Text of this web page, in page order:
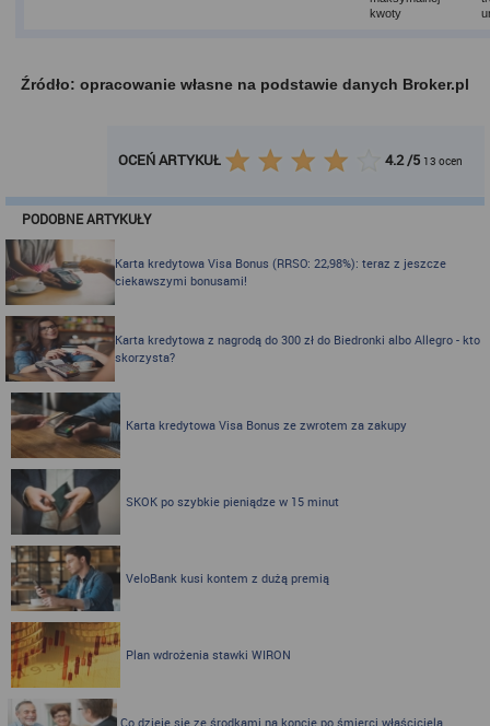
kwoty
Źródło: opracowanie własne na podstawie danych Broker.pl
OCEŃ ARTYKUŁ 4.2/5 13 ocen
PODOBNE ARTYKUŁY
Karta kredytowa Visa Bonus (RRSO: 22,98%): teraz z jeszcze
ciekawszymi bonusami!
Karta kredytowa z nagrodą do 300 zł do Biedronki albo Allegro - kto
skorzysta?
Karta kredytowa Visa Bonus ze zwrotem za zakupy
SKOK po szybkie pieniądze w 15 minut
VeloBank kusi kontem z dużą premią
Plan wdrożenia stawki WIRON
Co dzieje się ze środkami na koncie po śmierci właściciela